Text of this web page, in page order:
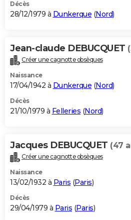
Décès
28/12/1979 à Dunkerque (Nord)
Jean-claude DEBUCQUET
Créer une cagnotte obsèques
Naissance
17/04/1942 à Dunkerque (Nord)
Décès
21/10/1979 à Felleries (Nord)
Jacques DEBUCQUET (47
Créer une cagnotte obsèques
Naissance
13/02/1932 à Paris (Paris)
Décès
29/04/1979 à Paris (Paris)